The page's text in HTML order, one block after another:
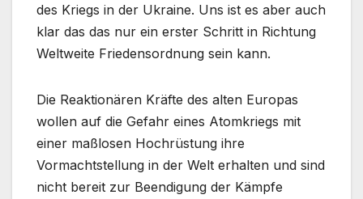
des Kriegs in der Ukraine. Uns ist es aber auch
klar das das nur ein erster Schritt in Richtung
Weltweite Friedensordnung sein kann.
Die Reaktionären Kräfte des alten Europas
wollen auf die Gefahr eines Atomkriegs mit
einer maßlosen Hochrüstung ihre
Vormachtstellung in der Welt erhalten und sind
nicht bereit zur Beendigung der Kämpfe